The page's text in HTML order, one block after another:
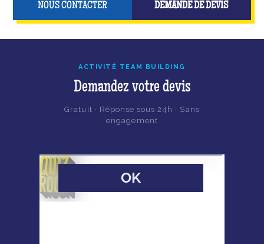
NOUS CONTACTER DEMANDE DE DEVIS
ACTIVITÉ TEAM BUILDING
Demandez votre devis
Gratuit · Réponse sous 24h · Sans
engagement